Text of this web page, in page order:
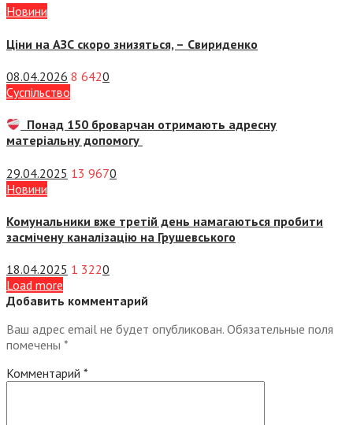
Новини
Ціни на АЗС скоро знизяться, – Свириденко
08.04.2026 8 6420
Суспiльство
Понад 150 броварчан отримають адресну
матеріальну допомогу
29.04.2025 13 9670
Новини
Комунальники вже третій день намагаються пробити
засмічену каналізацію на Грушевського
18.04.2025 1 3220
Load more
Добавить комментарий
Ваш адрес email не будет опубликован. Обязательные поля
помечены *
Комментарий *